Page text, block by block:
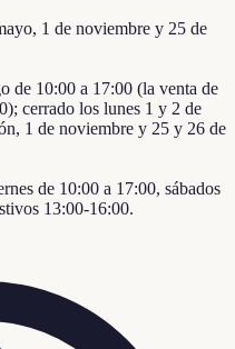
1 de noviembre y 25 de
de 10:00 a 17:00 (la venta de
cerrado los lunes 1 y 2 de
1 de noviembre y 25 y 26 de
de 10:00 a 17:00, sábados
13:00-16:00.